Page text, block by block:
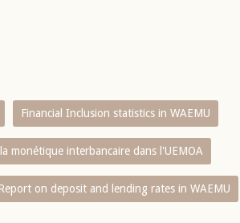
Financial Inclusion statistics in WAEMU
monétique interbancaire dans l'UEMOA
on deposit and lending rates in WAEMU